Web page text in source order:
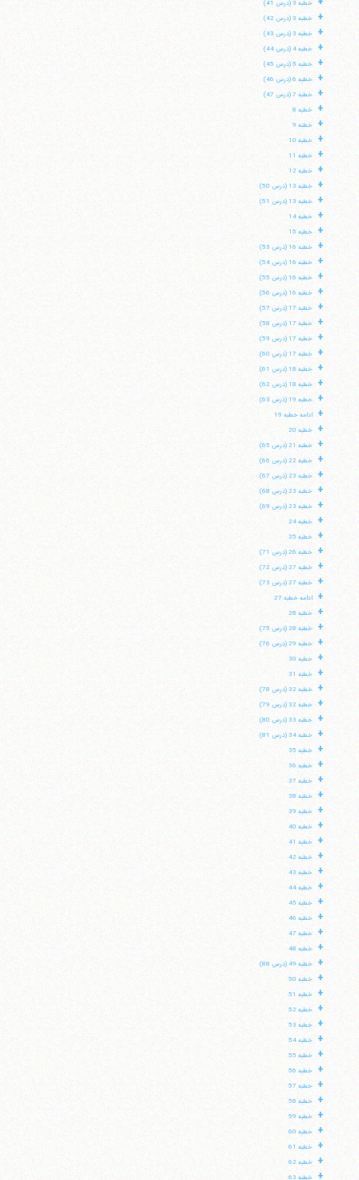
خطبه 3 (درس 41)
+ خطبه 3 (درس 42)
+ خطبه 3 (درس 43)
+ خطبه 4 (درس 44)
+ خطبه 5 (درس 45)
+ خطبه 6 (درس 46)
+ خطبه 7 (درس 47)
+ خطبه 8
+ خطبه 9
+ خطبه 10
+ خطبه 11
+ خطبه 12
+ خطبه 13 (درس 50)
+ خطبه 13 (درس 51)
+ خطبه 14
+ خطبه 15
+ خطبه 16 (درس 53)
+ خطبه 16 (درس 54)
+ خطبه 16 (درس 55)
+ خطبه 16 (درس 56)
+ خطبه 17 (درس 57)
+ خطبه 17 (درس 58)
+ خطبه 17 (درس 59)
+ خطبه 17 (درس 60)
+ خطبه 18 (درس 61)
+ خطبه 18 (درس 62)
+ خطبه 19 (درس 63)
+ ادامه خطبه 19
+ خطبه 20
+ خطبه 21 (درس 65)
+ خطبه 22 (درس 66)
+ خطبه 23 (درس 67)
+ خطبه 23 (درس 68)
+ خطبه 23 (درس 69)
+ خطبه 24
+ خطبه 25
+ خطبه 26 (درس 71)
+ خطبه 27 (درس 72)
+ خطبه 27 (درس 73)
+ ادامه خطبه 27
+ خطبه 28
+ خطبه 28 (درس 75)
+ خطبه 29 (درس 76)
+ خطبه 30
+ خطبه 31
+ خطبه 32 (درس 78)
+ خطبه 32 (درس 79)
+ خطبه 33 (درس 80)
+ خطبه 34 (درس 81)
+ خطبه 35
+ خطبه 36
+ خطبه 37
+ خطبه 38
+ خطبه 39
+ خطبه 40
+ خطبه 41
+ خطبه 42
+ خطبه 43
+ خطبه 44
+ خطبه 45
+ خطبه 46
+ خطبه 47
+ خطبه 48
+ خطبه 49 (درس 88)
+ خطبه 50
+ خطبه 51
+ خطبه 52
+ خطبه 53
+ خطبه 54
+ خطبه 55
+ خطبه 56
+ خطبه 57
+ خطبه 58
+ خطبه 59
+ خطبه 60
+ خطبه 61
+ خطبه 62
+ خطبه 63